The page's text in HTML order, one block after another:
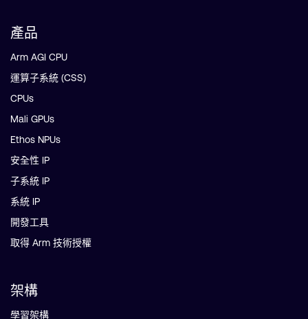
產品
Arm AGI CPU
運算子系統 (CSS)
CPUs
Mali GPUs
Ethos NPUs
安全性 IP
子系統 IP
系統 IP
開發工具
取得 Arm 技術授權
架構
學習架構